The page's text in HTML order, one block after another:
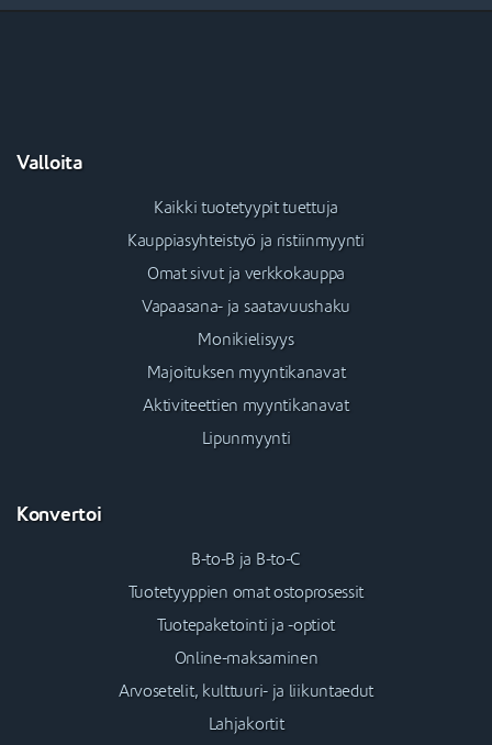
Valloita
Kaikki tuotetyypit tuettuja
Kauppiasyhteistyö ja ristiinmyynti
Omat sivut ja verkkokauppa
Vapaasana- ja saatavuushaku
Monikielisyys
Majoituksen myyntikanavat
Aktiviteettien myyntikanavat
Lipunmyynti
Konvertoi
B-to-B ja B-to-C
Tuotetyyppien omat ostoprosessit
Tuotepaketointi ja -optiot
Online-maksaminen
Arvosetelit, kulttuuri- ja liikuntaedut
Lahjakortit